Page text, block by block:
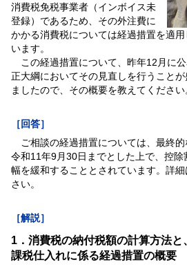
消費税免税事業者（インボイス未
登録）であるため、その外注費に
かかる消費税については経過措置を適
います。
この経過措置について、昨年12月に
正大綱においてその見直しを行うこと
ましたので、その概要を教えてください
［回答］
ご相談の経過措置については、最終
令和11年9月30日までとした上で、控除
幅を緩和することとされています。詳
さい。
［解説］
1．消費税の納付税額の計算方法
課税仕入れに係る経過措置の概要